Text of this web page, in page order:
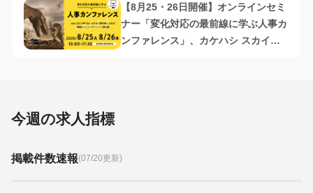
【8月25・26日開催】オンラインセミ
ナー「変化対応の最前線に学ぶ人事カ
ンファレンス」、カケハシ スカイソ
今週の求人指標
掲載件数速報(07/20更新)